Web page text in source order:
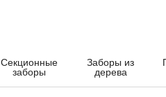
Секционные
заборы
Заборы из
дерева